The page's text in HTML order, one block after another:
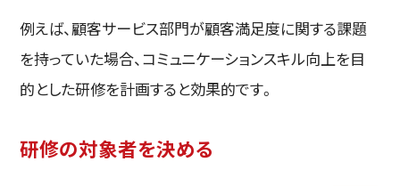
例えば、顧客サービス部門が顧客満足度に関する課題
を持っていた場合、コミュニケーションスキル向上を目
的とした研修を計画すると効果的です。
研修の対象者を決める